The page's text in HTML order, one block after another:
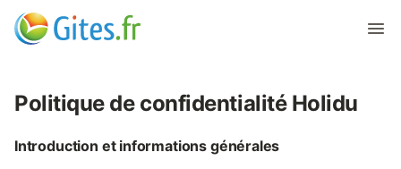
Politique de confidentialité Holidu
Introduction et informations générales